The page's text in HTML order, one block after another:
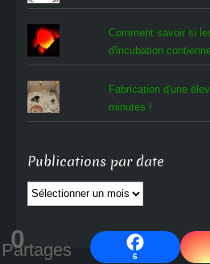
0
Partages 6
Comment savoir si
d'incubation
Fabrication d'une
minutes !
Publications par date
Publications
par